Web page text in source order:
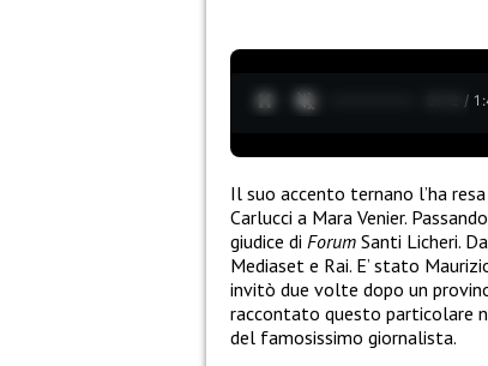
0:13 /
Il suo accento ternano l’ha
Carlucci a Mara Venier.
giudice di Forum Santi Licheri.
Mediaset e Rai. E’ stato
invitò due volte dopo un
raccontato questo particolare
del famosissimo giornalista.